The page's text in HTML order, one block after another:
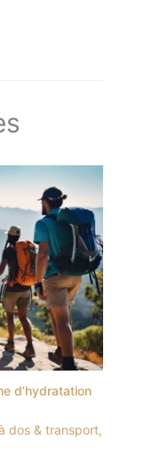
d’hydratation
dos & transport,